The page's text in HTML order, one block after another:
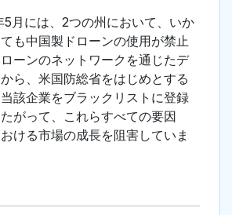
月には、2つの州において、いか
も中国製ドローンの使用が禁止
ーンのネットワークを通じたデ
ら、米国防総省をはじめとする
該企業をブラックリストに登録
がって、これらすべての要因
ける市場の成長を阻害していま